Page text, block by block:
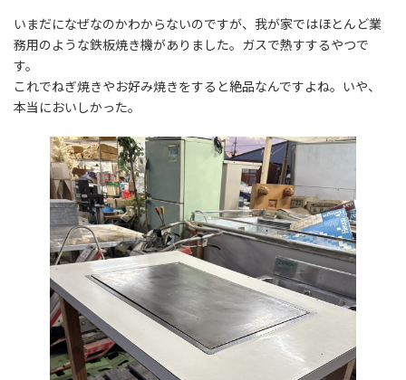
新
日
いまだになぜなのかわからないのですが、我が家ではほとんど業
務用のような鉄板焼き機がありました。ガスで熱すするやつで
す。
これでねぎ焼きやお好み焼きをすると絶品なんですよね。いや、
本当においしかった。